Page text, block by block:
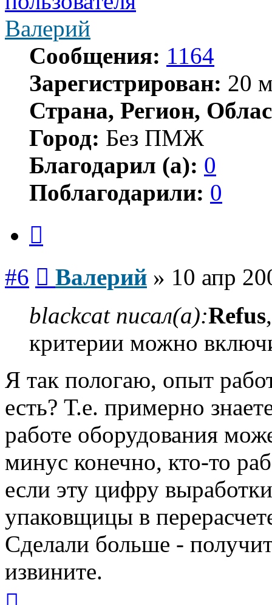
Валерий
Сообщения: 1164
Зарегистрирован: 20
Страна, Регион,
Город: Без ПМЖ
Благодарил (а): 0
Поблагодарили: 0
#6 Валерий » 10 апр
blackcat писал(а):Refus
критерии можно
Я так пологаю, опыт
есть? Т.е. примерно
работе оборудования
минус конечно, кто-то
если эту цифру
упаковщицы в
Сделали больше -
извините.